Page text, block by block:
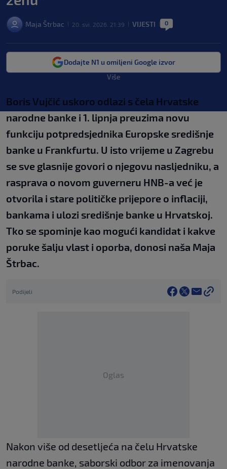
Maja Štrbac 20. svi. 2026. 21:39 VIJESTI 0
Dodajte N1 u omiljeni Google izvor
Više
Boris Vujčić uskoro odlazi s čela Hrvatske
narodne banke i 1. lipnja preuzima novu
funkciju potpredsjednika Europske središnje
banke u Frankfurtu. U isto vrijeme u Zagrebu
se sve glasnije govori o njegovu nasljedniku, a
rasprava o novom guverneru HNB-a već je
otvorila i stare političke prijepore o inflaciji,
bankama i ulozi središnje banke u Hrvatskoj.
Tko se spominje kao mogući kandidat i kakve
poruke šalju vlast i oporba, donosi naša Maja
Štrbac.
Podijeli
Oglas
Nakon više od desetljeća na čelu Hrvatske
narodne banke, saborski odbor za imenovanja